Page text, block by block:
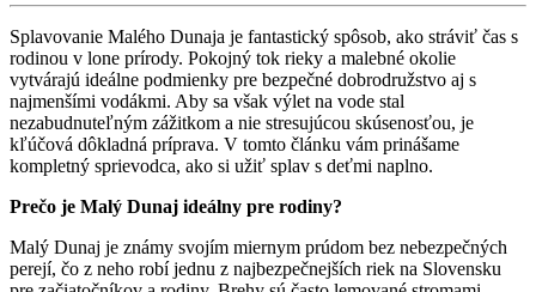
Splavovanie Malého Dunaja je fantastický spôsob, ako stráviť čas s
rodinou v lone prírody. Pokojný tok rieky a malebné okolie
vytvárajú ideálne podmienky pre bezpečné dobrodružstvo aj s
najmenšími vodákmi. Aby sa však výlet na vode stal
nezabudnuteľným zážitkom a nie stresujúcou skúsenosťou, je
kľúčová dôkladná príprava. V tomto článku vám prinášame
kompletný sprievodca, ako si užiť splav s deťmi naplno.
Prečo je Malý Dunaj ideálny pre rodiny?
Malý Dunaj je známy svojím miernym prúdom bez nebezpečných
perejí, čo z neho robí jednu z najbezpečnejších riek na Slovensku